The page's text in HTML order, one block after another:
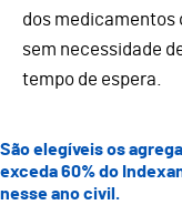
dos medicamentos
sem necessidade
tempo de espera.
São elegíveis os
exceda 60% do
nesse ano civil.